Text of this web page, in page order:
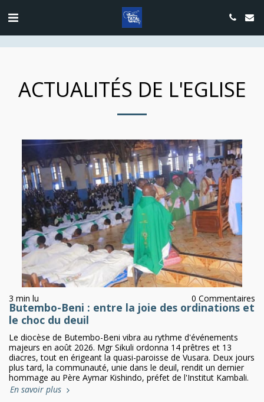
google.com, pub-4889604885818732, DIRECT, f08c47fec0942fa0
ACTUALITÉS DE L'EGLISE
3 min lu 0 Commentaires
Butembo-Beni : entre la joie des ordinations et
le choc du deuil
Le diocèse de Butembo-Beni vibra au rythme d'événements
majeurs en août 2026. Mgr Sikuli ordonna 14 prêtres et 13
diacres, tout en érigeant la quasi-paroisse de Vusara. Deux jours
plus tard, la communauté, unie dans le deuil, rendit un dernier
hommage au Père Aymar Kishindo, préfet de l'Institut Kambali.
En savoir plus